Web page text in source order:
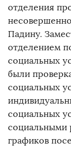
отделения
Падину.
отделением
социальных
были
социальных
социальных
социальными
графиков